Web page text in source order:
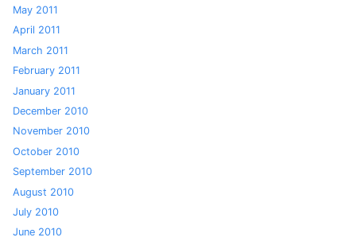
May 2011
April 2011
March 2011
February 2011
January 2011
December 2010
November 2010
October 2010
September 2010
August 2010
July 2010
June 2010